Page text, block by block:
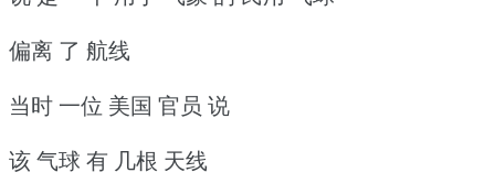
偏离 了 航线
当时 一位 美国 官员 说
该 气球 有 几根 天线